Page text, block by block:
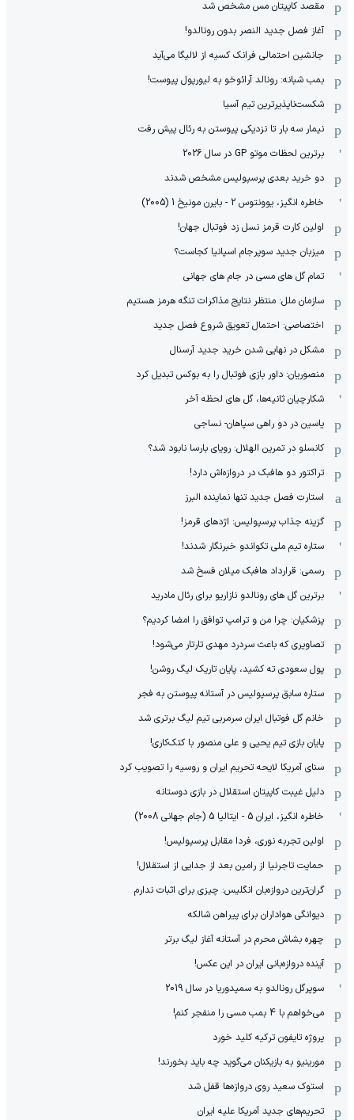
مقصد کاپیتان مس مشخص شد
آغاز فصل جدید النصر بدون رونالدو!
جانشین احتمالی فرانک کسیه از لالیگا می‌آید
بمب شبانه: رونالد آرائوخو به لیورپول پیوست!
شکست‌ناپذیرترین تیم آسیا
نیمار سه بار تا نزدیکی پیوستن به رئال پیش رفت
برترین لحظات موتو GP در سال 2026
دو خرید بعدی پرسپولیس مشخص شدند
خاطره انگیز، یوونتوس 2 - بایرن مونیخ 1 (2005)
اولین کارت قرمز نسل زد فوتبال جهان!
میزبان جدید سوپرجام اسپانیا کجاست؟
تمام گل های مسی در جام های جهانی
سازمان ملل: منتظر نتایج مذاکرات تنگه هرمز هستیم
اختصاصی: احتمال تعویق شروع فصل جدید
مشکل در نهایی شدن خرید جدید آرسنال
منصوریان: داور بازی فوتبال را به بوکس تبدیل کرد
شکارچیان ثانیه‌ها، گل های لحظه آخر
یاسین در دو راهی سپاهان- نساجی
کانسلو در تمرین الهلال: رویای بارسا نابود شد؟
تراکتور دو هافبک در دروازه‌اش دارد!
استارت فصل جدید تنها نماینده البرز
گزینه جذاب پرسپولیس: اژدهای قرمز!
ستاره تیم ملی تکواندو خبرنگار شدند!
رسمی: قرارداد هافبک میلان فسخ شد
برترین گل های رونالدو نازاریو برای رئال مادرید
پزشکیان: چرا من و ترامپ توافق را امضا کردیم؟
تصاویری که باعث سردرد مهدی تارتار می‌شود!
پول سعودی ته کشید، پایان تاریک لیگ روشن!
ستاره سابق پرسپولیس در آستانه پیوستن به فجر
خانم گل فوتبال ایران سرمربی تیم لیگ برتری شد
پایان بازی تیم یحیی و علی منصور با کتک‌کاری!
سنای آمریکا لایحه تحریم ایران و روسیه را تصویب کرد
دلیل غیبت کاپیتان استقلال در بازی دوستانه
خاطره انگیز، ایران 5 - ایتالیا 5 (جام جهانی 2008)
اولین تجربه نوری، فردا مقابل پرسپولیس!
حمایت تاجرنیا از رامین بعد از جدایی از استقلال!
گران‌ترین دروازه‌بان انگلیس: چیزی برای اثبات ندارم
دیوانگی هواداران برای پیراهن شالکه
چهره بشاش محرم در آستانه آغاز لیگ برتر
آینده دروازه‌بانی ایران در این عکس!
سوپرگل رونالدو به سمپدوریا در سال 2019
می‌خواهم با 4 بمب مسی را منفجر کنم!
پروژه تایفون ترکیه کلید خورد
مورینیو به بازیکنان می‌گوید چه باید بخورند!
استوک سعید روی دروازه‌ها قفل شد
تحریم‌های جدید آمریکا علیه ایران